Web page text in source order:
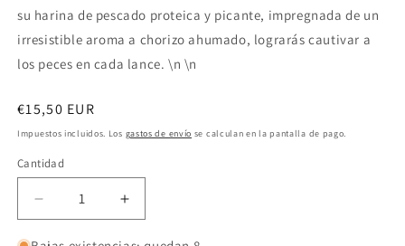
su harina de pescado proteica y picante, impregnada de un
irresistible aroma a chorizo ahumado, lograrás cautivar a
los peces en cada lance. \n \n
Precio
habitual
€15,50 EUR
Impuestos incluidos. Los gastos de envío se calculan en la pantalla de pago.
Cantidad
Reducir
cantidad
Aumentar
cantidad